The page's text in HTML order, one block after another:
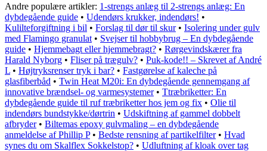
Andre populære artikler: 1-strengs anlæg til 2-strengs anlæg: En
dybdegående guide • Udendørs krukker, indendørs! •
Kulilteforgiftning i bil • Forslag til dør til skur• Isolering under gulv
med Flamingo granulat • Svejser til hobbybrug – En dybdegående
guide • Hjemmebagt eller hjemmebragt? • Rørgevindskærer fra
Harald Nyborg • Fliser på trægulv? • Puk-kode!! – Skrevet af André
L • Højtryksrenser tryk i bar? • Fastgørelse af kaleche på
glasfiberbåd • Twin Heat M20i: En dybdegående gennemgang af
innovative brændsel- og varmesystemer• Ttræbriketter: En
dybdegående guide til ruf træbriketter hos jem og fix • Olie til
indendørs bundstykke/dørtrin • Udskiftning af gammel dobbelt
afbryder• Biltemas epoxy gulvmaling – en dybdegående
anmeldelse af Phillip P• Bedste rensning af partikelfilter• Hvad
synes du om Skalflex Sokkelstop? • Udluftning af kloak over tag